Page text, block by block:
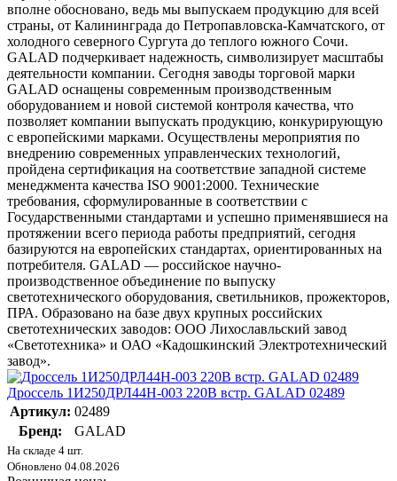
вполне обосновано, ведь мы выпускаем продукцию для всей
страны, от Калининграда до Петропавловска-Камчатского, от
холодного северного Сургута до теплого южного Сочи.
GALAD подчеркивает надежность, символизирует масштабы
деятельности компании. Сегодня заводы торговой марки
GALAD оснащены современным производственным
оборудованием и новой системой контроля качества, что
позволяет компании выпускать продукцию, конкурирующую
с европейскими марками. Осуществлены мероприятия по
внедрению современных управленческих технологий,
пройдена сертификация на соответствие западной системе
менеджмента качества ISO 9001:2000. Технические
требования, сформулированные в соответствии с
Государственными стандартами и успешно применявшиеся на
протяжении всего периода работы предприятий, сегодня
базируются на европейских стандартах, ориентированных на
потребителя. GALAD — российское научно-
производственное объединение по выпуску
светотехнического оборудования, светильников, прожекторов,
ПРА. Образовано на базе двух крупных российских
светотехнических заводов: ООО Лихославльский завод
«Светотехника» и ОАО «Кадошкинский Электротехнический
завод».
Дроссель 1И250ДРЛ44H-003 220В встр. GALAD 02489
Артикул: 02489
Бренд:
GALAD
На складе 4 шт.
Обновлено 04.08.2026